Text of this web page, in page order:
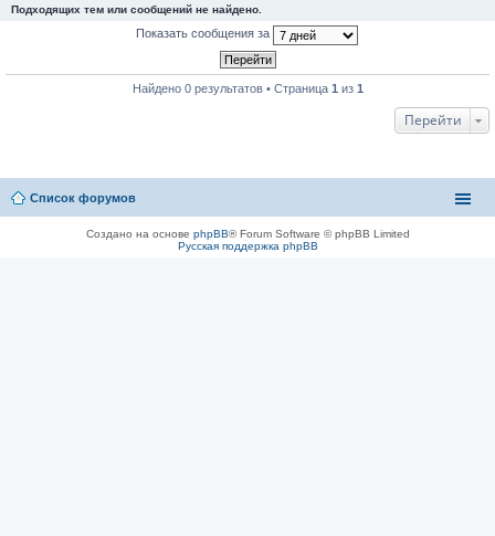
Подходящих тем или сообщений не найдено.
Показать сообщения за
Найдено 0 результатов • Страница 1 из 1
Перейти
Список форумов
Создано на основе phpBB® Forum Software © phpBB Limited
Русская поддержка phpBB